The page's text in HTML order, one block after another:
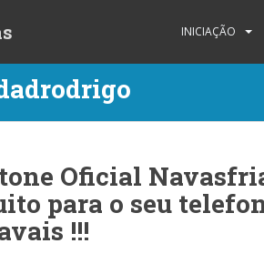
INICIAÇÃO
Oficial
para o seu
!!!